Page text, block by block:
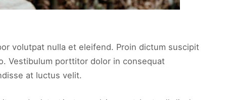
volutpat nulla et eleifend. Proin dictum suscipit
Vestibulum porttitor dolor in consequat
at luctus velit.